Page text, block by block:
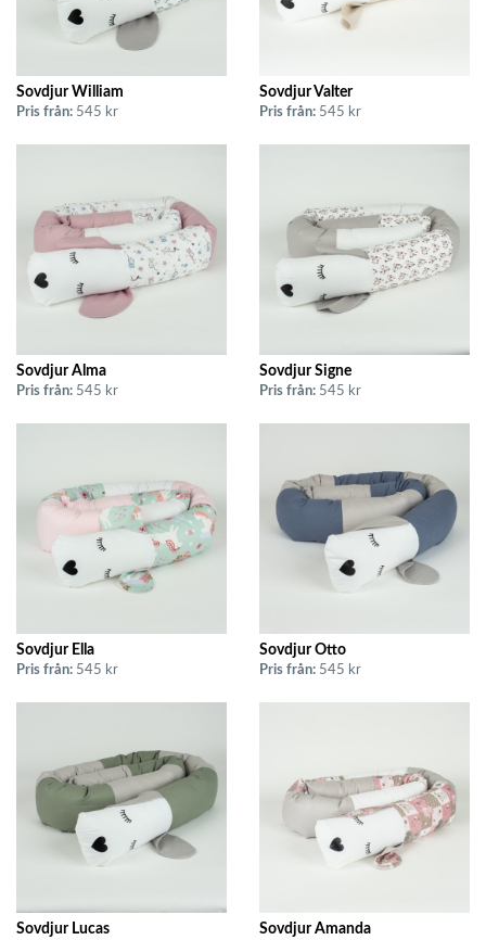
Sovdjur William
Pris från: 545 kr
Sovdjur Valter
Pris från: 545 kr
Sovdjur Alma
Pris från: 545 kr
Sovdjur Signe
Pris från: 545 kr
Sovdjur Ella
Pris från: 545 kr
Sovdjur Otto
Pris från: 545 kr
Sovdjur Lucas Sovdjur Amanda